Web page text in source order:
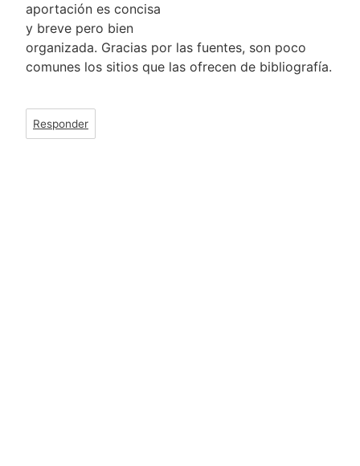
aportación es concisa
y breve pero bien
organizada. Gracias por las fuentes, son poco
comunes los sitios que las ofrecen de bibliografía.
Responder